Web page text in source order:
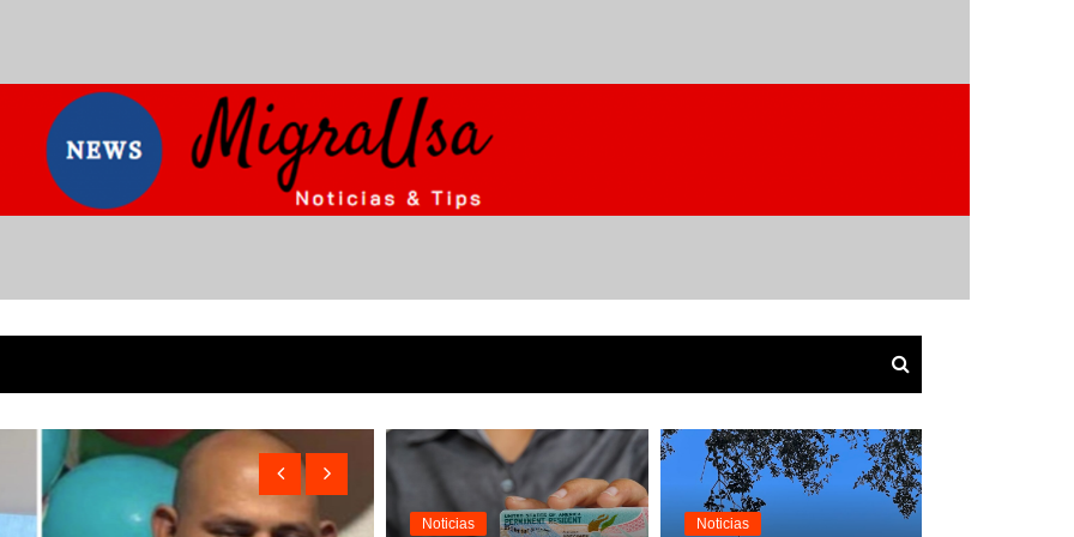
Noticias Noticias